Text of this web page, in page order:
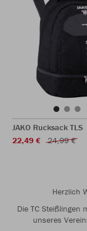
JAKO Rucksack TLS
22,49 €
24,99 €
Herzlich
Die TC Steißlingen
unseres